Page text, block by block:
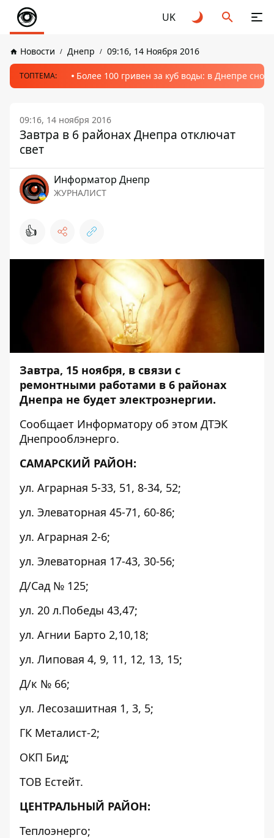
UK
Новости Днепр 09:16, 14 Ноября 2016
ТОПТЕМА: Более 100 гривен за куб воды: в Днепре
09:16, 14 ноября 2016
Завтра в 6 районах Днепра отключат
свет
Информатор Днепр
ЖУРНАЛИСТ
👍
Завтра, 15 ноября, в связи с
ремонтными работами в 6 районах
Днепра не будет электроэнергии.
Сообщает Информатору об этом ДТЭК
Днепрооблэнерго.
САМАРСКИЙ РАЙОН:
ул. Аграрная 5-33, 51, 8-34, 52;
ул. Элеваторная 45-71, 60-86;
ул. Аграрная 2-6;
ул. Элеваторная 17-43, 30-56;
Д/Сад № 125;
ул. 20 л.Победы 43,47;
ул. Агнии Барто 2,10,18;
ул. Липовая 4, 9, 11, 12, 13, 15;
Д/к № 66;
ул. Лесозашитная 1, 3, 5;
ГК Металист-2;
ОКП Бид;
ТОВ Естейт.
ЦЕНТРАЛЬНЫЙ РАЙОН:
Теплоэнерго;